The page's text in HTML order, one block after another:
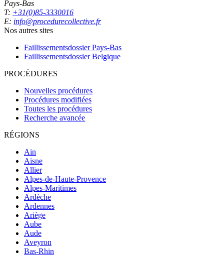
Pays-Bas
T: +31(0)85-3330016
E: info@procedurecollective.fr
Nos autres sites
Faillissementsdossier Pays-Bas
Faillissementsdossier Belgique
PROCÉDURES
Nouvelles procédures
Procédures modifiées
Toutes les procédures
Recherche avancée
RÉGIONS
Ain
Aisne
Allier
Alpes-de-Haute-Provence
Alpes-Maritimes
Ardèche
Ardennes
Ariège
Aube
Aude
Aveyron
Bas-Rhin